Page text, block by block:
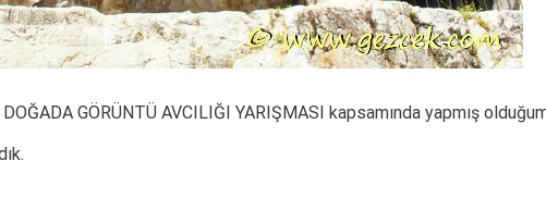
GÖRÜNTÜ AVCILIĞI YARIŞMASI kapsamında yapmış